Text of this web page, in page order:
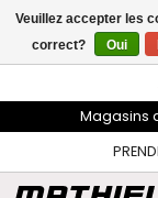
flèches
haut
et
pour
disponible.
LIVRAISON
Magasins
Veuillez accepter les
correct?
Oui